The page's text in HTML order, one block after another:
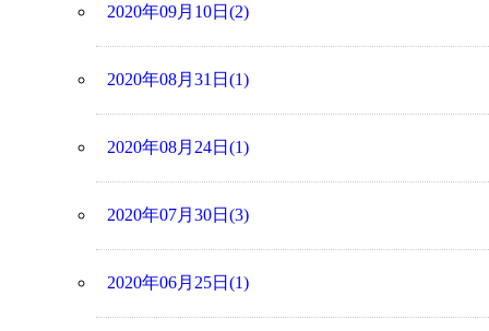
2020年09月10日(2)
2020年08月31日(1)
2020年08月24日(1)
2020年07月30日(3)
2020年06月25日(1)